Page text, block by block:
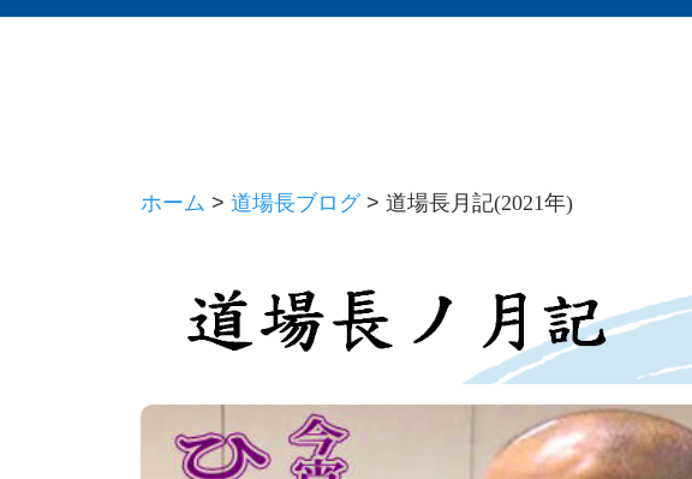
ホーム > 道場長ブログ> 道場長月記(2021年)